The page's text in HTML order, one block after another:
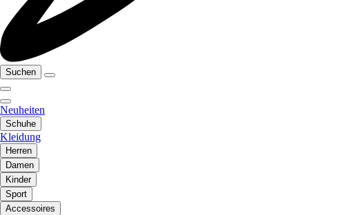
Suchen
Neuheiten
Schuhe
Kleidung
Herren
Damen
Kinder
Sport
Accessoires